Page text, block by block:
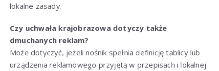
lokalne zasady.
Czy uchwała krajobrazowa dotyczy także
dmuchanych reklam?
Może dotyczyć, jeżeli nośnik spełnia definicję tablicy lub
urządzenia reklamowego przyjętą w przepisach i lokalnej